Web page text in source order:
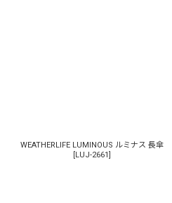
WEATHERLIFE LUMINOUS ルミナス 長傘
[LUJ-2661]